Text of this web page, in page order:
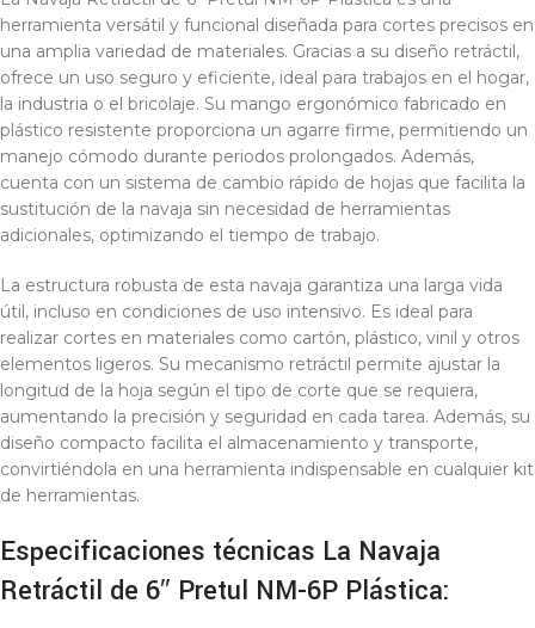
herramienta versátil y funcional diseñada para cortes precisos en
una amplia variedad de materiales. Gracias a su diseño retráctil,
ofrece un uso seguro y eficiente, ideal para trabajos en el hogar,
la industria o el bricolaje. Su mango ergonómico fabricado en
plástico resistente proporciona un agarre firme, permitiendo un
manejo cómodo durante periodos prolongados. Además,
cuenta con un sistema de cambio rápido de hojas que facilita la
sustitución de la navaja sin necesidad de herramientas
adicionales, optimizando el tiempo de trabajo.
La estructura robusta de esta navaja garantiza una larga vida
útil, incluso en condiciones de uso intensivo. Es ideal para
realizar cortes en materiales como cartón, plástico, vinil y otros
elementos ligeros. Su mecanismo retráctil permite ajustar la
longitud de la hoja según el tipo de corte que se requiera,
aumentando la precisión y seguridad en cada tarea. Además, su
diseño compacto facilita el almacenamiento y transporte,
convirtiéndola en una herramienta indispensable en cualquier kit
de herramientas.
Especificaciones técnicas La Navaja
Retráctil de 6″ Pretul NM-6P Plástica: